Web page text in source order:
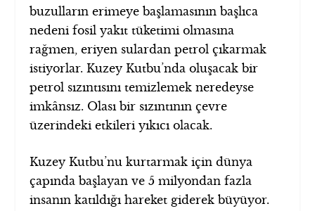
buzulların erimeye başlamasının başlıca
nedeni fosil yakıt tüketimi olmasına
rağmen, eriyen sulardan petrol çıkarmak
istiyorlar. Kuzey Kutbu’nda oluşacak bir
petrol sızıntısını temizlemek neredeyse
imkânsız. Olası bir sızıntının çevre
üzerindeki etkileri yıkıcı olacak.
Kuzey Kutbu’nu kurtarmak için dünya
çapında başlayan ve 5 milyondan fazla
insanın katıldığı hareket giderek büyüyor.